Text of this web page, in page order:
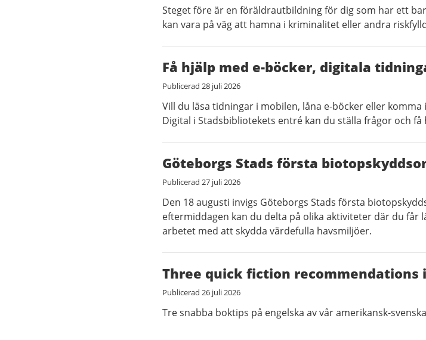
Steget före är en föräldrautbildning för dig som har ett
kan vara på väg att hamna i kriminalitet eller andra
Få hjälp med e-böcker, digitala
Publicerad 28 juli 2026
Vill du läsa tidningar i mobilen, låna e-böcker eller komma
Digital i Stadsbibliotekets entré kan du ställa frågor och
Göteborgs Stads första
Publicerad 27 juli 2026
Den 18 augusti invigs Göteborgs Stads första
eftermiddagen kan du delta på olika aktiviteter där du får
arbetet med att skydda värdefulla havsmiljöer.
Three quick fiction recommendations
Publicerad 26 juli 2026
Tre snabba boktips på engelska av vår amerikansk-